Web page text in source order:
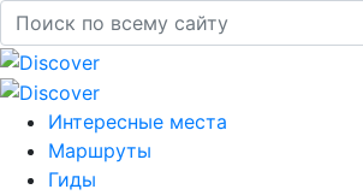
Интересные места
Маршруты
Гиды